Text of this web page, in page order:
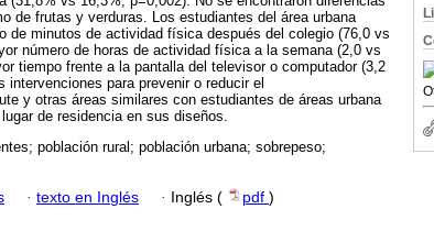
de frutas y verduras. Los estudiantes del área urbana
de minutos de actividad física después del colegio (76,0 vs
número de horas de actividad física a la semana (2,0 vs
tiempo frente a la pantalla del televisor o computador (3,2
para prevenir o reducir el
y otras áreas similares con estudiantes de áreas urbana
de residencia en sus diseños.
población rural; población urbana; sobrepeso;
· texto en Inglés · Inglés ( pdf )